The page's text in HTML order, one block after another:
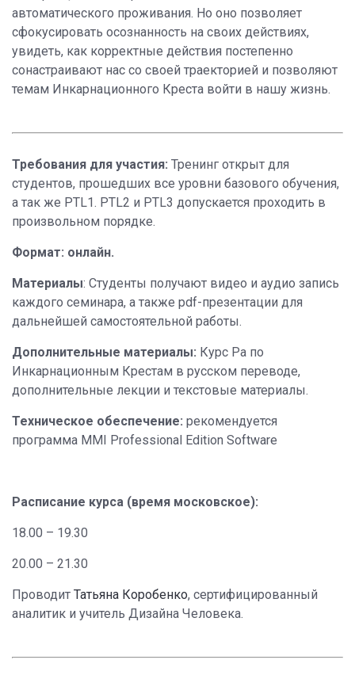
автоматического проживания. Но оно позволяет
сфокусировать осознанность на своих действиях,
увидеть, как корректные действия постепенно
сонастраивают нас со своей траекторией и позволяют
темам Инкарнационного Креста войти в нашу жизнь.
Требования для участия: Тренинг открыт для
студентов, прошедших все уровни базового обучения,
а так же PTL1. PTL2 и PTL3 допускается проходить в
произвольном порядке.
Формат: онлайн.
Материалы: Студенты получают видео и аудио запись
каждого семинара, а также pdf-презентации для
дальнейшей самостоятельной работы.
Дополнительные материалы: Курс Ра по
Инкарнационным Крестам в русском переводе,
дополнительные лекции и текстовые материалы.
Техническое обеспечение: рекомендуется
программа MMI Professional Edition Software
Расписание курса (время московское):
18.00 – 19.30
20.00 – 21.30
Проводит Татьяна Коробенко, сертифицированный
аналитик и учитель Дизайна Человека.